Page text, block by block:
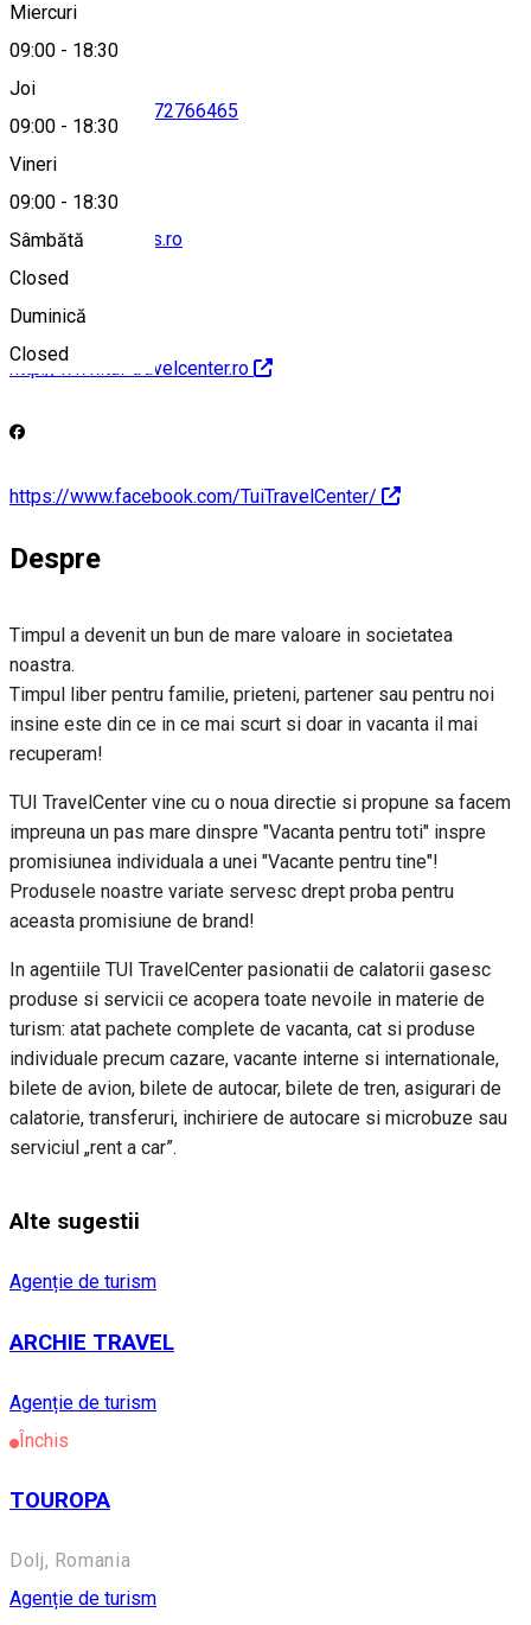
Miercuri
09:00 - 18:30
Joi
09:00 - 18:30
Vineri
09:00 - 18:30
Sâmbătă
Closed
Duminică
Closed
0372766465
craiova@eurolines.ro
http://www.tui-travelcenter.ro
https://www.facebook.com/TuiTravelCenter/
Despre
Timpul a devenit un bun de mare valoare in societatea
noastra.
Timpul liber pentru familie, prieteni, partener sau pentru noi
insine este din ce in ce mai scurt si doar in vacanta il mai
recuperam!
TUI TravelCenter vine cu o noua directie si propune sa facem
impreuna un pas mare dinspre "Vacanta pentru toti" inspre
promisiunea individuala a unei "Vacante pentru tine"!
Produsele noastre variate servesc drept proba pentru
aceasta promisiune de brand!
In agentiile TUI TravelCenter pasionatii de calatorii gasesc
produse si servicii ce acopera toate nevoile in materie de
turism: atat pachete complete de vacanta, cat si produse
individuale precum cazare, vacante interne si internationale,
bilete de avion, bilete de autocar, bilete de tren, asigurari de
calatorie, transferuri, inchiriere de autocare si microbuze sau
serviciul „rent a car”.
Alte sugestii
Agenție de turism
ARCHIE TRAVEL
Agenție de turism
Închis
TOUROPA
Dolj, Romania
Agenție de turism